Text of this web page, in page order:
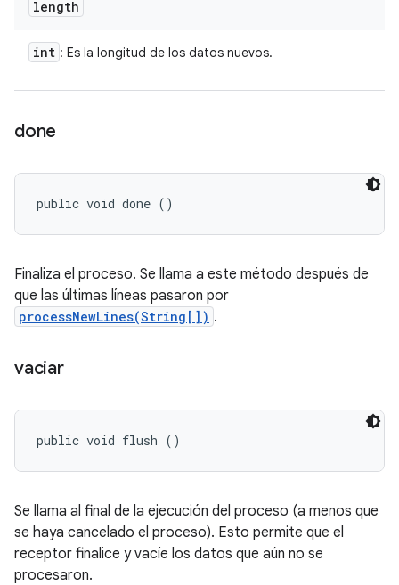
length
int : Es la longitud de los datos nuevos.
done
public void done ()
Finaliza el proceso. Se llama a este método después de
que las últimas líneas pasaron por
processNewLines(String[]) .
vaciar
public void flush ()
Se llama al final de la ejecución del proceso (a menos que
se haya cancelado el proceso). Esto permite que el
receptor finalice y vacíe los datos que aún no se
procesaron.